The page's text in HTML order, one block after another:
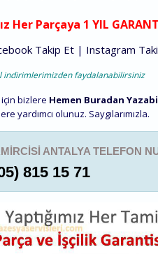
Her Parçaya 1 YIL
Takip Et | Instagram
indirimlerimizden faydalanabilirsiniz
bizlere Hemen Buradan
yardımcı olunuz. Saygılarımızla.
ANTALYA TELEFON
815 15 71